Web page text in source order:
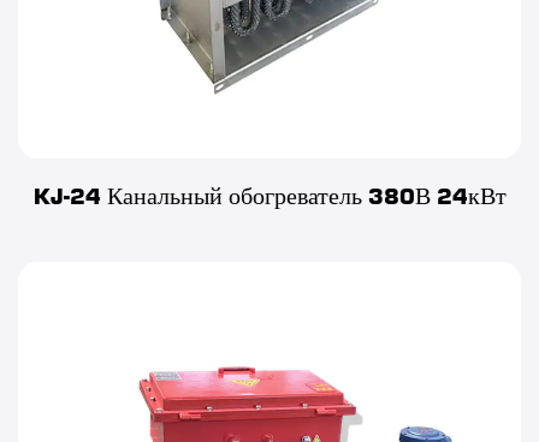
KJ-24 Канальный обогреватель 380В 24кВт